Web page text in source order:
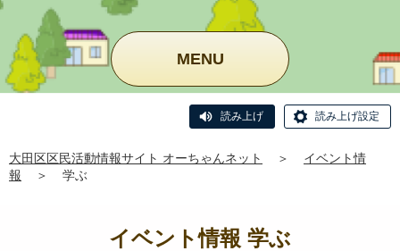
MENU
読み上げ 読み上げ設定
大田区区民活動情報サイト オーちゃんネット ＞
イベント情
報
＞ 学ぶ
イベント情報 学ぶ